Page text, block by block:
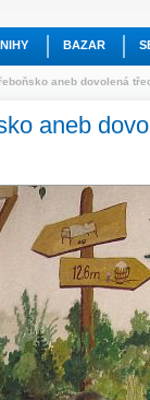
BAZAR
aneb dovolená
aneb